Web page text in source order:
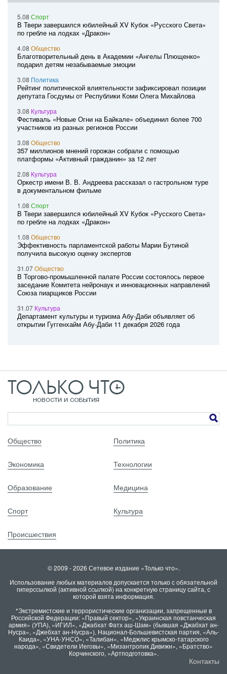
5.08 Спорт
В Твери завершился юбилейный XV Кубок «Русского Света»
по гребле на лодках «Дракон»
4.08 Общество
Благотворительный день в Академии «Ангелы Плющенко»
подарил детям незабываемые эмоции
3.08 Политика
Рейтинг политической влиятельности зафиксировал позиции
депутата Госдумы от Республики Коми Олега Михайлова
3.08 Культура
Фестиваль «Новые Огни на Байкале» объединил более 700
участников из разных регионов России
3.08 Общество
357 миллионов мнений горожан собрали с помощью
платформы «Активный гражданин» за 12 лет
2.08 Культура
Оркестр имени В. В. Андреева рассказал о гастрольном туре
в документальном фильме
1.08 Спорт
В Твери завершился юбилейный XV Кубок «Русского Света»
по гребле на лодках «Дракон»
1.08 Общество
Эффективность парламентской работы Марии Бутиной
получила высокую оценку экспертов
31.07Общество
В Торгово-промышленной палате России состоялось первое
заседание Комитета нейронаук и инновационных направлений
Союза пиарщиков России
31.07 Культура
Департамент культуры и туризма Абу-Даби объявляет об
открытии Гуггенхайм Абу-Даби 11 декабря 2026 года
Общество Политика
Экономика Технологии
Образование Медицина
Спорт Культура
Происшествия
© 2009 - 2026 Сетевое издание «Только что».
Использование любых материалов допускается только с обязательной
гиперссылкой (активной ссылкой) на конкретную страницу сайта, с
которой взята информация.
*Экстремистские и террористические организации, запрещенные в
Российской Федерации: «Правый сектор», «Украинская повстанческая
армия» (УПА), «ИГИЛ», «Джабхат Фатх аш-Шам» (бывшая «Джабхат ан-
Нусра», «Джебхат ан-Нусра»), Национал-Большевистская партия, «Аль-
Каида», «УНА-УНСО», «Талибан», «Меджлис крымско-татарского
народа», «Свидетели Иеговы», «Мизантропик Дивижн», «Братство»
Корчинского, «Артподготовка».
Контакты